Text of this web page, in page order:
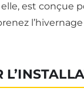
est conçue